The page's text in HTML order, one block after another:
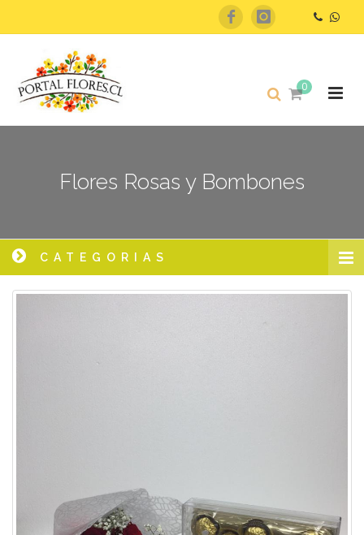
0
Flores Rosas y Bombones
CATEGORIAS